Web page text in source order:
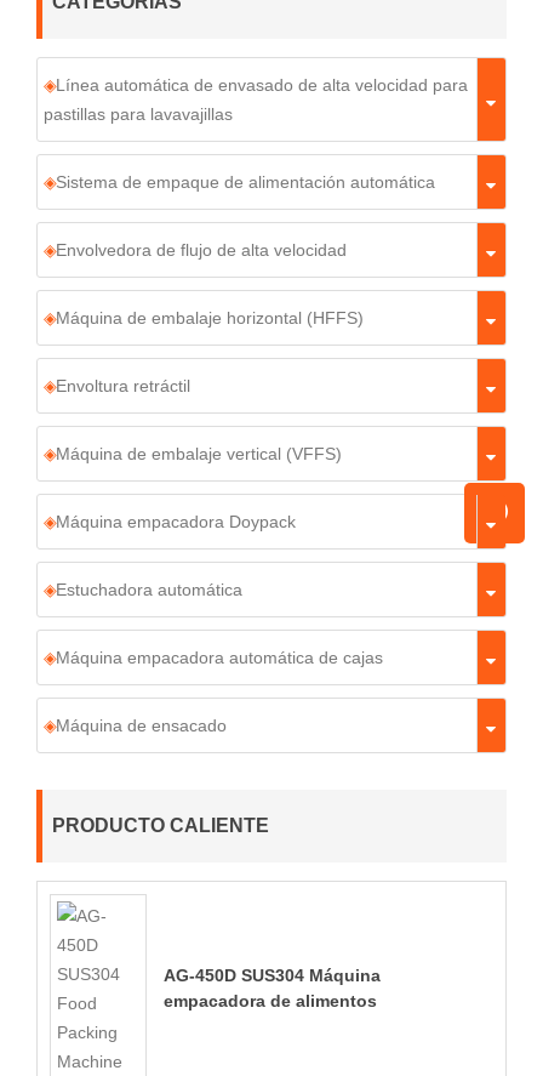
Línea automática de envasado de alta velocidad para
pastillas para lavavajillas
Sistema de empaque de alimentación automática
Envolvedora de flujo de alta velocidad
Máquina de embalaje horizontal (HFFS)
Envoltura retráctil
Máquina de embalaje vertical (VFFS)
Máquina empacadora Doypack
Estuchadora automática
Máquina empacadora automática de cajas
Máquina de ensacado
PRODUCTO CALIENTE
AG-450D SUS304 Máquina
empacadora de alimentos